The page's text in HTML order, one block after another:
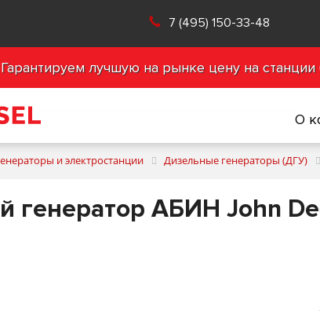
7 (495) 150-33-48
Гарантируем лучшую на рынке цену на
О
и электростанции Дизельные генераторы (ДГУ)
генератор АБИН John